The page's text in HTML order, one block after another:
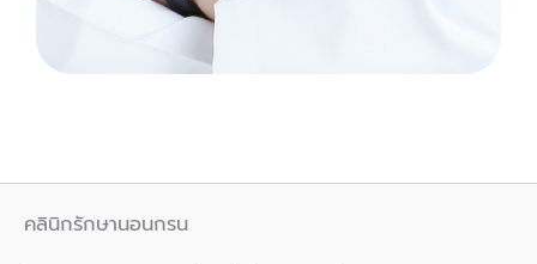
คลินิกรักษานอนกรน